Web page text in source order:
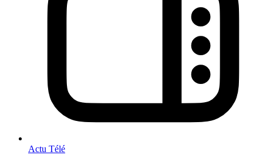
Actu Télé